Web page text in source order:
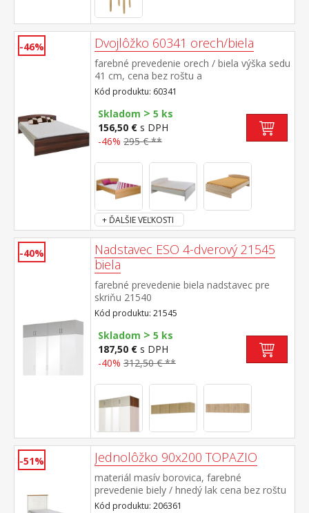
-46% Dvojlôžko 60341 orech/biela
farebné prevedenie orech / biela výška sedu
41 cm, cena bez roštu a
matraca odporúčaný rozmer matraca 160 ×
200 cm alebo 2 kusy 80 × 200 cm a rošt
R2 nočný stolík 60140 nie je v cene, k
dvojlôžku možné dokúpiť úložný priestor
147A
Kód produktu: 60341
Skladom > 5 ks
156,50 € s DPH
-46% 295 € **
+ ĎALŠIE VEĽKOSTI
-40%
Nadstavec ESO 4-dverový 21545
biela
farebné prevedenie biela nadstavec pre
skriňu 21540
Kód produktu: 21545
Skladom > 5 ks
187,50 € s DPH
-40% 312,50 € **
-51% Jednolôžko 90x200 TOPAZIO
materiál masív borovica, farebné
prevedenie biely / hnedý lak cena bez roštu
a matraca odporúčaný rozmer matraca 90
Kód produktu: 206361